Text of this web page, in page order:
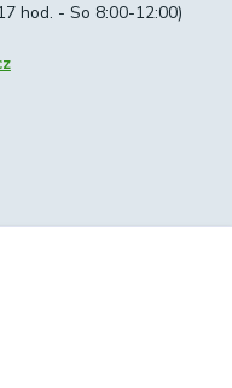
hod. - So 8:00-12:00)